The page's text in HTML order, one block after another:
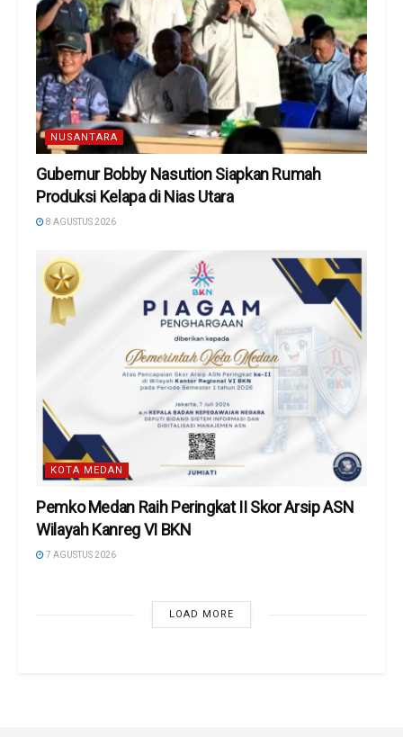
NUSANTARA
Gubernur Bobby Nasution Siapkan Rumah
Produksi Kelapa di Nias Utara
8 AGUSTUS 2026
KOTA MEDAN
Pemko Medan Raih Peringkat II Skor Arsip ASN
Wilayah Kanreg VI BKN
7 AGUSTUS 2026
LOAD MORE